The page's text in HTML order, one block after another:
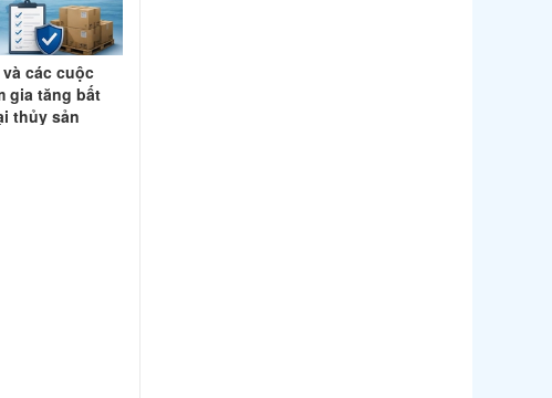
các cuộc
gia tăng bất
thủy sản